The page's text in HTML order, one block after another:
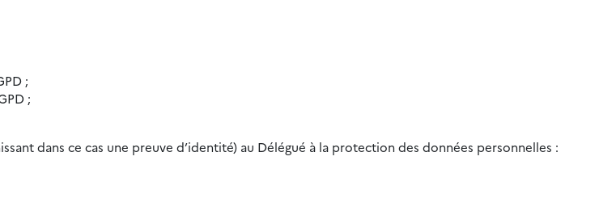
;
;
dans ce cas une preuve d’identité) au Délégué à la protection des données personnelles :